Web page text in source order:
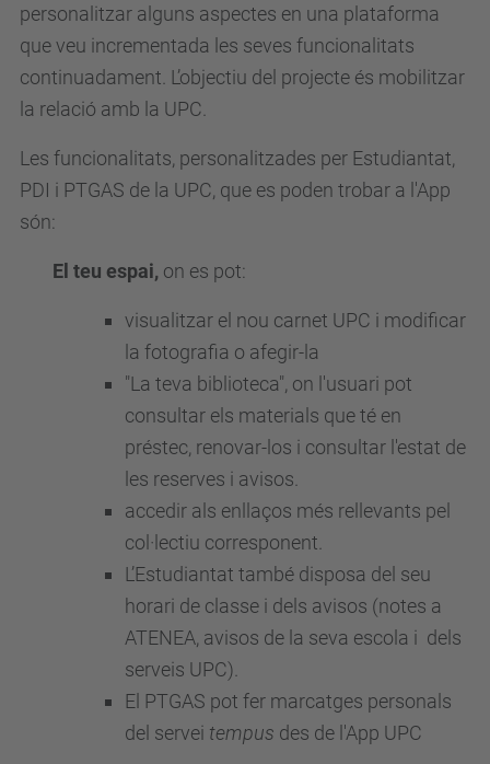
personalitzar alguns aspectes en una plataforma
que veu incrementada les seves funcionalitats
continuadament. L’objectiu del projecte és mobilitzar
la relació amb la UPC.
Les funcionalitats, personalitzades per Estudiantat,
PDI i PTGAS de la UPC, que es poden trobar a l'App
són:
El teu espai, on es pot:
visualitzar el nou carnet UPC i modificar
la fotografia o afegir-la
"La teva biblioteca", on l'usuari pot
consultar els materials que té en
préstec, renovar-los i consultar l'estat de
les reserves i avisos.
accedir als enllaços més rellevants pel
col·lectiu corresponent.
L’Estudiantat també disposa del seu
horari de classe i dels avisos (notes a
ATENEA, avisos de la seva escola i dels
serveis UPC).
El PTGAS pot fer marcatges personals
del servei tempus des de l'App UPC